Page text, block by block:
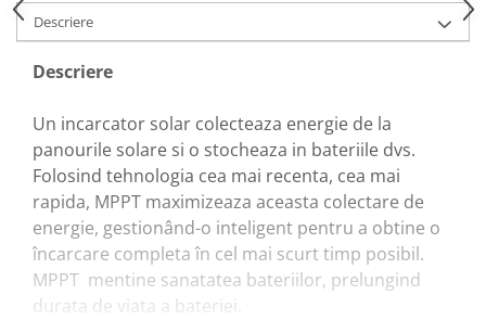
Descriere
Descriere
Un incarcator solar colecteaza energie de la
panourile solare si o stocheaza in bateriile dvs.
Folosind tehnologia cea mai recenta, cea mai
rapida, MPPT maximizeaza aceasta colectare de
energie, gestionând-o inteligent pentru a obtine o
încarcare completa în cel mai scurt timp posibil.
MPPT mentine sanatatea bateriilor, prelungind
durata de viata a bateriei.